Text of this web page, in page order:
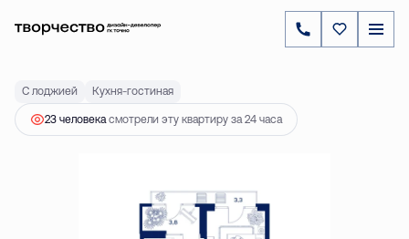
1-комнатная45.7 м
8 350 000 ₽
С лоджией Кухня-гостиная
23 человекaсмотрели эту квартиру за 24 часа